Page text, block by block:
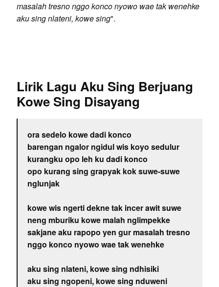
masalah tresno nggo konco nyowo wae tak wenehke
aku sing nlateni, kowe sing".
Lirik Lagu Aku Sing Berjuang
Kowe Sing Disayang
ora sedelo kowe dadi konco
barengan ngalor ngidul wis koyo sedulur
kurangku opo leh ku dadi konco
opo kurang sing grapyak kok suwe-suwe
nglunjak
kowe wis ngerti dekne tak incer awit suwe
neng mburiku kowe malah nglimpekke
sakjane aku rapopo yen gur masalah tresno
nggo konco nyowo wae tak wenehke
aku sing nlateni, kowe sing ndhisiki
aku sing ngopeni, kowe sing nduweni